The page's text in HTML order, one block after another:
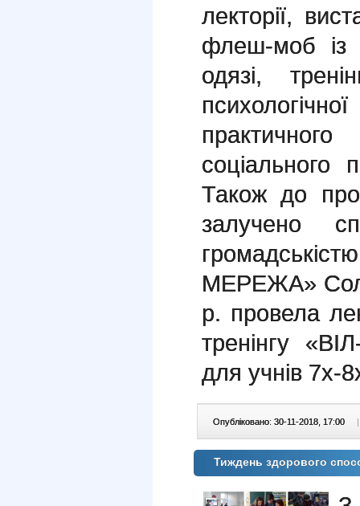
лекторії,
флеш-моб із
одязі,
соціального
Також до
залучено
МЕРЕЖА»
р. провела
тренінгу
для учнів 7х-
Опубліковано: 30-11-2018, 17:00 |
Тиждень здорового